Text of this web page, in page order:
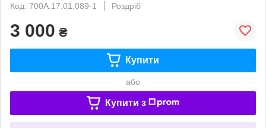
Код: 700А.17.01.089-1
Роздріб
3 000 ₴
Купити
або
Купити з